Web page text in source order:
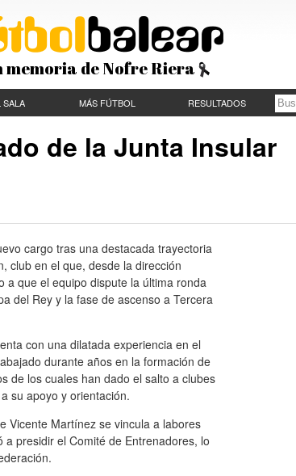
memoria de Nofre Riera
SALA MÁS FÚTBOL RESULTADOS
de la Junta Insular
cargo tras una destacada trayectoria
club en el que, desde la dirección
a que el equipo dispute la última ronda
del Rey y la fase de ascenso a Tercera
con una dilatada experiencia en el
durante años en la formación de
de los cuales han dado el salto a clubes
su apoyo y orientación.
Vicente Martínez se vincula a labores
a presidir el Comité de Entrenadores, lo